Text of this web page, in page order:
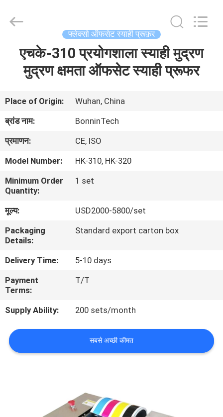
वीडियो
हमारे
बारे
में
कारखाना
भ्रमण
गुणवत्ता
नियंत्रण
संपर्क
करें
Copyright
Technology
Developed
फ्लेक्सो ऑफसेट स्याही प्रूफ़र
एचके-310 प्रयोगशाला स्याही मुद्रण
मुद्रण क्षमता ऑफसेट स्याही प्रूफर
Place of Origin:
Wuhan, China
ब्रांड नाम:
BonninTech
प्रमाणन:
CE, ISO
Model Number:
HK-310, HK-320
Minimum Order
Quantity:
1 set
मूल्य:
USD2000-5800/set
Packaging
Details:
Standard export carton box
Delivery Time:
5-10 days
Payment
Terms:
T/T
Supply Ability: 200 sets/month
सबसे अच्छी कीमत